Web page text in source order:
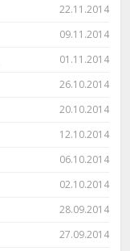
22.11.2014
09.11.2014
01.11.2014
26.10.2014
20.10.2014
12.10.2014
06.10.2014
02.10.2014
28.09.2014
27.09.2014